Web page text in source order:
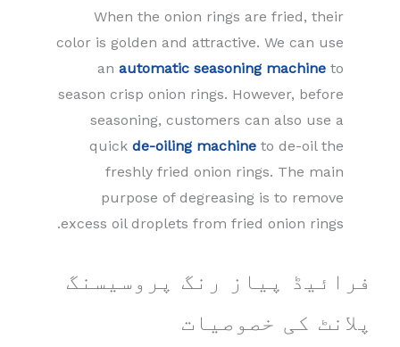
When the onion rings are fried, their
color is golden and attractive. We can use
an automatic seasoning machine to
season crisp onion rings. However, before
seasoning, customers can also use a
quickde-oiling machine to de-oil the
freshly fried onion rings. The main
purpose of degreasing is to remove
excess oil droplets from fried onion rings.
فرائیڈ پیاز رنگ پروسیسنگ
پلانٹ کی خصوصیات